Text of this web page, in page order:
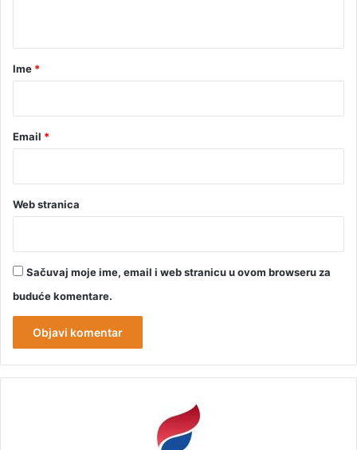
rIme *
Email *
Web stranica
Sačuvaj moje ime, email i web stranicu u ovom browseru za
buduće komentare.